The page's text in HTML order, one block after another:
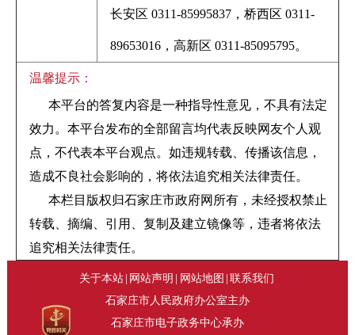
长安区 0311-85995837，桥西区 0311-
89653016，高新区 0311-85095795。
温馨提示：
本平台的答复内容是一种指导性意见，不具有法定
效力。本平台发布的全部留言均代表反映网友个人观
点，不代表本平台观点。如违规转载、传播该信息，
造成不良社会影响的，将依法追究相关法律责任。
本栏目版权归石家庄市政府网所有，未经授权禁止
转载、摘编、引用、复制及建立镜像等，违者将依法
追究相关法律责任。
关于本站| 网站声明 | 网站地图 |联系我们
石家庄市人民政府办公室主办
石家庄市电子政务中心承办